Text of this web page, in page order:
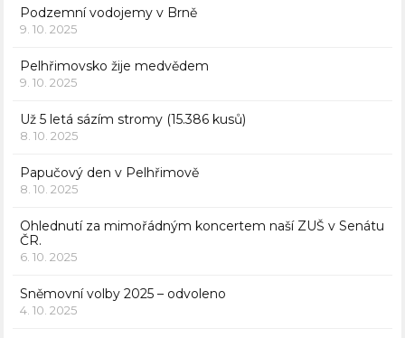
Podzemní vodojemy v Brně
9. 10. 2025
Pelhřimovsko žije medvědem
9. 10. 2025
Už 5 letá sázím stromy (15.386 kusů)
8. 10. 2025
Papučový den v Pelhřimově
8. 10. 2025
Ohlednutí za mimořádným koncertem naší ZUŠ v Senátu
ČR.
6. 10. 2025
Sněmovní volby 2025 – odvoleno
4. 10. 2025